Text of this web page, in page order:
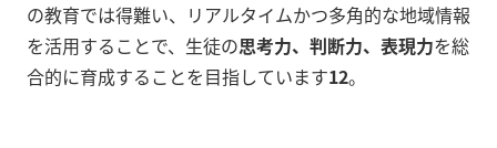
の教育では得難い、リアルタイムかつ多角的な地域情報
を活用することで、生徒の思考力、判断力、表現力を総
合的に育成することを目指しています12。